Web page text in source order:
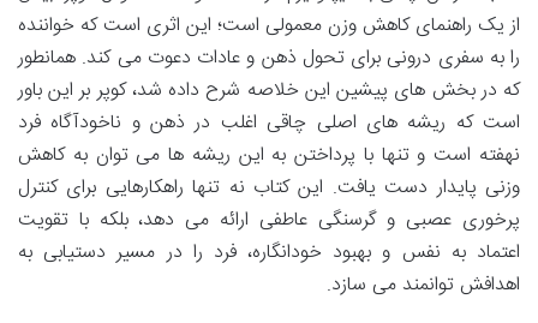
از یک راهنمای کاهش وزن معمولی است؛ این اثری است که خواننده
را به سفری درونی برای تحول ذهن و عادات دعوت می کند. همانطور
که در بخش های پیشین این خلاصه شرح داده شد، کوپر بر این باور
است که ریشه های اصلی چاقی اغلب در ذهن و ناخودآگاه فرد
نهفته است و تنها با پرداختن به این ریشه ها می توان به کاهش
وزنی پایدار دست یافت. این کتاب نه تنها راهکارهایی برای کنترل
پرخوری عصبی و گرسنگی عاطفی ارائه می دهد، بلکه با تقویت
اعتماد به نفس و بهبود خودانگاره، فرد را در مسیر دستیابی به
اهدافش توانمند می سازد.